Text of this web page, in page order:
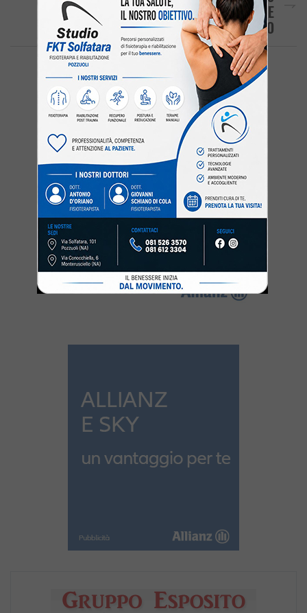
Scommesse Sportive Ad Arco Felice – LE
FOTO